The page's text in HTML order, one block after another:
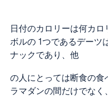
日付のカロリーは何カ
ボルの 1つであるデーツ
ナックであり、他
の人にとっては断食の
ラマダンの間だけでなく